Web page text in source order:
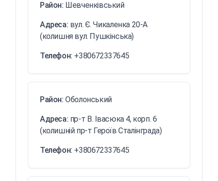
Район: Шевченківський
Адреса: вул. Є. Чикаленка 20-А
(колишня вул. Пушкінська)
Телефон: +380672337645
Район:Оболонський
Адреса: пр-т В. Івасюка 4, корп. 6
(колишній пр-т Героїв Сталінграда)
Телефон: +380672337645